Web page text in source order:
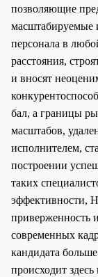
позволяющие
масштабируемые
персонала в
расстояния,
и вносят
бал, а границы
масштабов,
исполнителем,
построении
таких
эффективности,
приверженность
современных
кандидата
происходит